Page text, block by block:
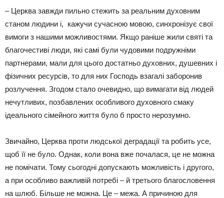
– Церква завжди пильно стежить за реальним духовним
станом людини і, кажучи сучасною мовою, синхронізує свої
вимоги з нашими можливостями. Якщо раніше жили святі та
благочестиві люди, які самі були чудовими подружніми
партнерами, мали для цього достатньо духовних, душевних і
фізичних ресурсів, то для них Господь взагалі заборонив
розлучення. Згодом стало очевидно, що вимагати від людей
нечутливих, позбавлених особливого духовного смаку
ідеального сімейного життя було б просто нерозумно.
Звичайно, Церква проти людської деградації та робить усе,
щоб її не було. Однак, коли вона вже почалася, це не можна
не помічати. Тому сьогодні допускають можливість і другого,
а при особливо важливій потребі – й третього благословення
на шлюб. Більше не можна. Це – межа. А причиною для